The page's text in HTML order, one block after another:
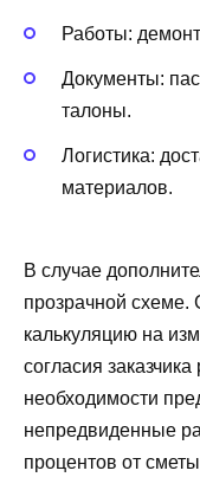
Работы:
Документы:
талоны.
Логистика:
материалов.
В случае
прозрачной схеме.
калькуляцию на
согласия
необходимости
непредвиденные
процентов от